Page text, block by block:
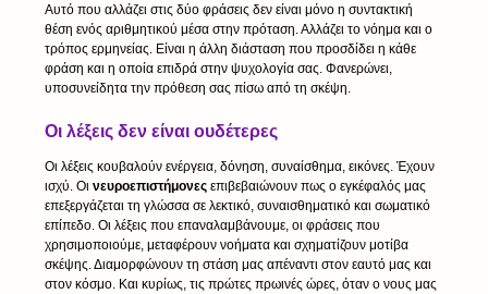
Αυτό που αλλάζει στις δύο φράσεις δεν είναι μόνο η συντακτική
θέση ενός αριθμητικού μέσα στην πρόταση. Αλλάζει το νόημα και ο
τρόπος ερμηνείας. Είναι η άλλη διάσταση που προσδίδει η κάθε
φράση και η οποία επιδρά στην ψυχολογία σας. Φανερώνει,
υποσυνείδητα την πρόθεση σας πίσω από τη σκέψη.
Οι λέξεις δεν είναι ουδέτερες
Οι λέξεις κουβαλούν ενέργεια, δόνηση, συναίσθημα, εικόνες. Έχουν
ισχύ. Οι νευροεπιστήμονες επιβεβαιώνουν πως ο εγκέφαλός μας
επεξεργάζεται τη γλώσσα σε λεκτικό, συναισθηματικό και σωματικό
επίπεδο. Οι λέξεις που επαναλαμβάνουμε, οι φράσεις που
χρησιμοποιούμε, μεταφέρουν νοήματα και σχηματίζουν μοτίβα
σκέψης. Διαμορφώνουν τη στάση μας απέναντι στον εαυτό μας και
στον κόσμο. Και κυρίως, τις πρώτες πρωινές ώρες, όταν ο νους μας